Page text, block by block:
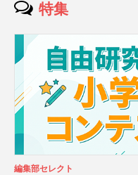
特集
編集部セレクト